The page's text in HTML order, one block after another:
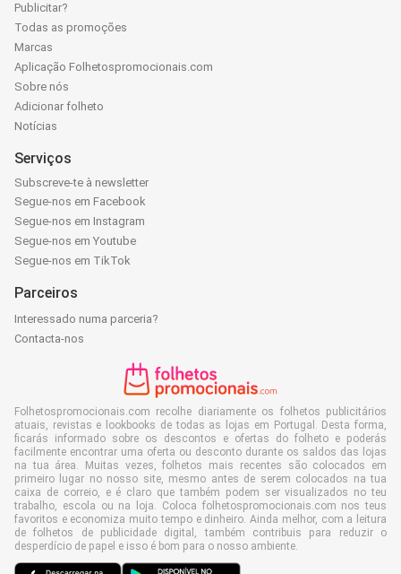
Publicitar?
Todas as promoções
Marcas
Aplicação Folhetospromocionais.com
Sobre nós
Adicionar folheto
Notícias
Serviços
Subscreve-te à newsletter
Segue-nos em Facebook
Segue-nos em Instagram
Segue-nos em Youtube
Segue-nos em TikTok
Parceiros
Interessado numa parceria?
Contacta-nos
Folhetospromocionais.com recolhe diariamente os folhetos publicitários
atuais, revistas e lookbooks de todas as lojas em Portugal. Desta forma,
ficarás informado sobre os descontos e ofertas do folheto e poderás
facilmente encontrar uma oferta ou desconto durante os saldos das lojas
na tua área. Muitas vezes, folhetos mais recentes são colocados em
primeiro lugar no nosso site, mesmo antes de serem colocados na tua
caixa de correio, e é claro que também podem ser visualizados no teu
trabalho, escola ou na loja. Coloca folhetospromocionais.com nos teus
favoritos e economiza muito tempo e dinheiro. Ainda melhor, com a leitura
de folhetos de publicidade digital, também contribuis para reduzir o
desperdício de papel e isso é bom para o nosso ambiente.